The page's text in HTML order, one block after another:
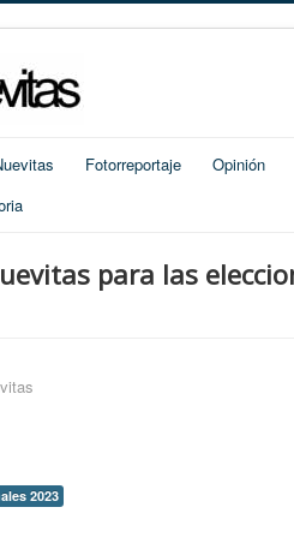
Fotorreportaje Opinión
para las
2023